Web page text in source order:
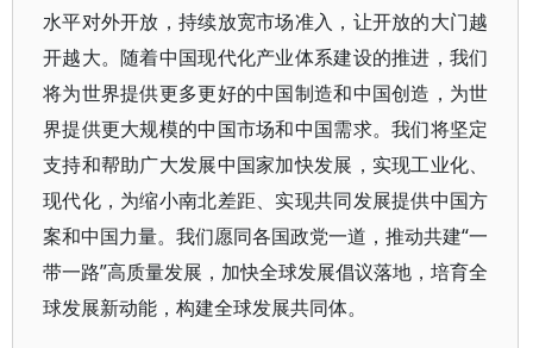
水平对外开放，持续放宽市场准入，让开放的大门越
开越大。随着中国现代化产业体系建设的推进，我们
将为世界提供更多更好的中国制造和中国创造，为世
界提供更大规模的中国市场和中国需求。我们将坚定
支持和帮助广大发展中国家加快发展，实现工业化、
现代化，为缩小南北差距、实现共同发展提供中国方
案和中国力量。我们愿同各国政党一道，推动共建“一
带一路”高质量发展，加快全球发展倡议落地，培育全
球发展新动能，构建全球发展共同体。